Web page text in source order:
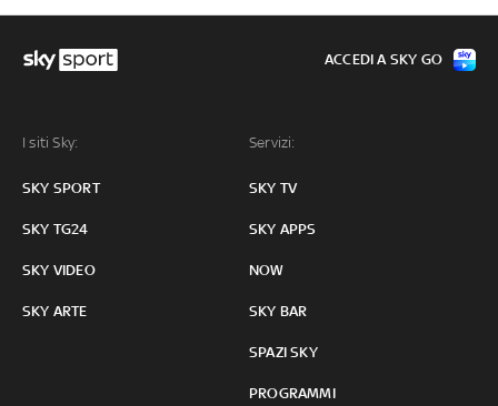
I siti Sky:
SKY SPORT
SKY TG24
SKY VIDEO
SKY ARTE
Servizi:
SKY TV
SKY APPS
NOW
SKY BAR
SPAZI SKY
PROGRAMMI
ACCEDI A SKY GO